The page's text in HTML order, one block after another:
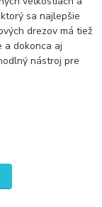
sa najlepšie
drezov má tiež
a dokonca aj
nástroj pre